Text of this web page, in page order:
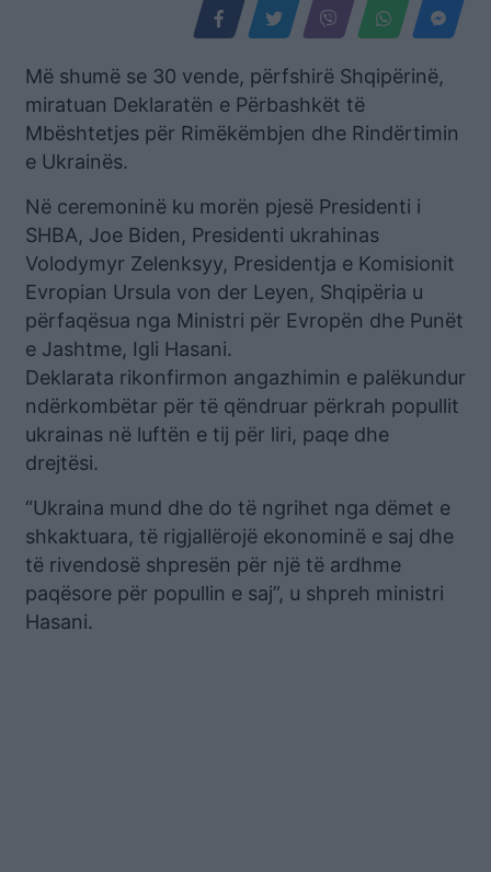
Më shumë se 30 vende, përfshirë Shqipërinë,
miratuan Deklaratën e Përbashkët të
Mbështetjes për Rimëkëmbjen dhe Rindërtimin
e Ukrainës.
Në ceremoninë ku morën pjesë Presidenti i
SHBA, Joe Biden, Presidenti ukrahinas
Volodymyr Zelenksyy, Presidentja e Komisionit
Evropian Ursula von der Leyen, Shqipëria u
përfaqësua nga Ministri për Evropën dhe Punët
e Jashtme, Igli Hasani.
Deklarata rikonfirmon angazhimin e palëkundur
ndërkombëtar për të qëndruar përkrah popullit
ukrainas në luftën e tij për liri, paqe dhe
drejtësi.
“Ukraina mund dhe do të ngrihet nga dëmet e
shkaktuara, të rigjallërojë ekonominë e saj dhe
të rivendosë shpresën për një të ardhme
paqësore për popullin e saj”, u shpreh ministri
Hasani.